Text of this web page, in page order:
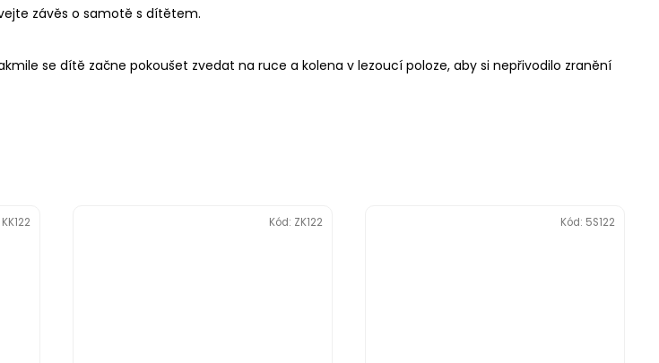
závěs o samotě s dítětem.
se dítě začne pokoušet zvedat na ruce a kolena v lezoucí poloze, aby si nepřivodilo zranění
KK122 Kód: ZK122 Kód: 5S122